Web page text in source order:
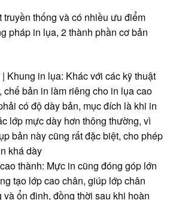
truyền thống và có nhiều ưu điểm
pháp in lụa, 2 thành phần cơ bản
Khung in lụa: Khác với các kỹ thuật
chế bản in làm riêng cho in lụa cao
có độ dày bản, mục đích là khi in
lớp mực dày hơn thông thường, vì
bản này cũng rất đặc biệt, cho phép
khá dày
thành: Mực in cũng đóng góp lớn
tạo lớp cao chân, giúp lớp chân
và ổn định, đồng thời sau khi hoàn